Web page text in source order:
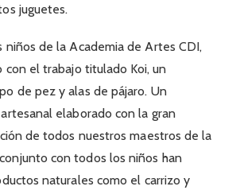
juguetes.
niños de la Academia de Artes CDI,
con el trabajo titulado Koi, un
de pez y alas de pájaro. Un
elaborado con la gran
de todos nuestros maestros de la
con todos los niños han
naturales como el carrizo y